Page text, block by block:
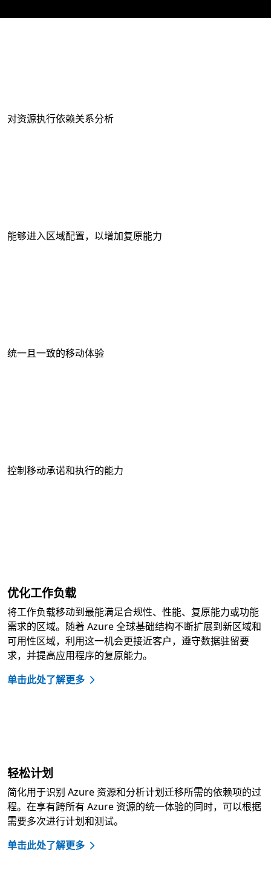
对资源执行依赖关系分析
能够进入区域配置，以增加复原能力
统一且一致的移动体验
控制移动承诺和执行的能力
优化工作负载
将工作负载移动到最能满足合规性、性能、复原能力或功能
需求的区域。随着 Azure 全球基础结构不断扩展到新区域和
可用性区域，利用这一机会更接近客户，遵守数据驻留要
求，并提高应用程序的复原能力。
单击此处了解更多
轻松计划
简化用于识别 Azure 资源和分析计划迁移所需的依赖项的过
程。在享有跨所有 Azure 资源的统一体验的同时，可以根据
需要多次进行计划和测试。
单击此处了解更多